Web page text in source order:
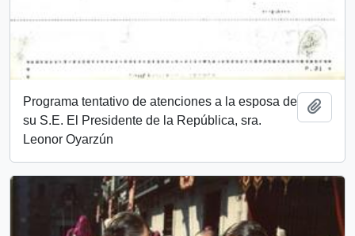
Programa tentativo de atenciones a la esposa de
su S.E. El Presidente de la República, sra.
Leonor Oyarzún